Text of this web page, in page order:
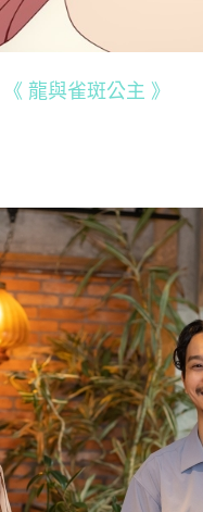
龍與雀斑公主 》